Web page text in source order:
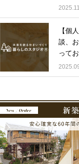
【個
談、
って